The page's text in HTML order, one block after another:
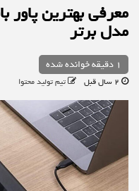
مدل برتر
1 دقیقه خوانده شده
تیم تولید محتوا